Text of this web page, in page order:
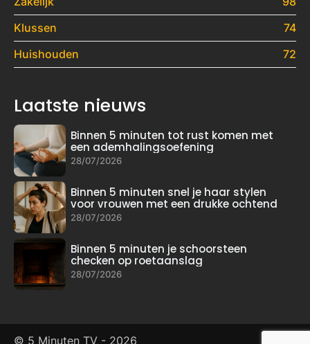
Klussen
74
Huishouden
72
Laatste nieuws
Binnen 5 minuten tot rust komen met
een ademhalingsoefening
28/07/2026
Binnen 5 minuten snel je haar stylen
voor vrouwen met een drukke ochtend
28/07/2026
Binnen 5 minuten je schoorsteen
checken op roetaanslag
28/07/2026
© 5 Minuten TV - 2026